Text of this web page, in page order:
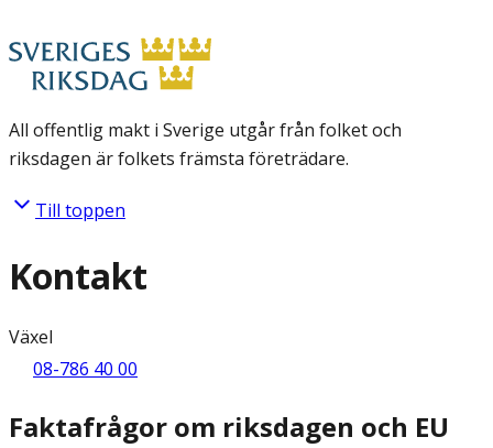
All offentlig makt i Sverige utgår från folket och
riksdagen är folkets främsta företrädare.
Till toppen
Kontakt
Växel
08-786 40 00
Faktafrågor om riksdagen och EU